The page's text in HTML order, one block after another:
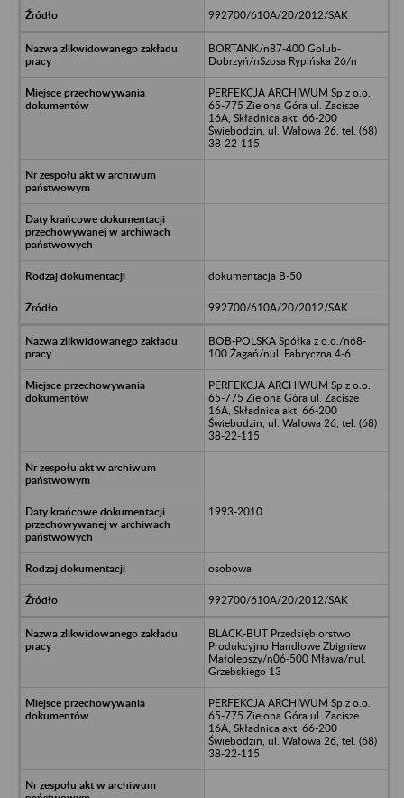
992700/610A/20/2012/SAK
BORTANK/n87-400 Golub-
Dobrzyń/nSzosa Rypińska 26/n
PERFEKCJA ARCHIWUM Sp.z o.o.
65-775 Zielona Góra ul. Zacisze
16A, Składnica akt: 66-200
Świebodzin, ul. Wałowa 26, tel. (68)
38-22-115
dokumentacja B-50
992700/610A/20/2012/SAK
BOB-POLSKA Spółka z o.o./n68-
100 Żagań/nul. Fabryczna 4-6
PERFEKCJA ARCHIWUM Sp.z o.o.
65-775 Zielona Góra ul. Zacisze
16A, Składnica akt: 66-200
Świebodzin, ul. Wałowa 26, tel. (68)
38-22-115
1993-2010
osobowa
992700/610A/20/2012/SAK
BLACK-BUT Przedsiębiorstwo
Produkcyjno Handlowe Zbigniew
Małolepszy/n06-500 Mława/nul.
Grzebskiego 13
PERFEKCJA ARCHIWUM Sp.z o.o.
65-775 Zielona Góra ul. Zacisze
16A, Składnica akt: 66-200
Świebodzin, ul. Wałowa 26, tel. (68)
38-22-115